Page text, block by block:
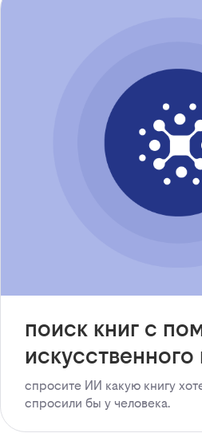
поиск книг с
искусственного
спросите ИИ какую книгу
спросили бы у человека.